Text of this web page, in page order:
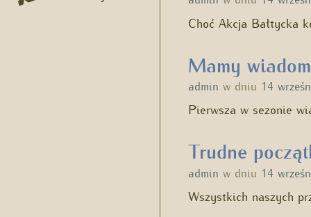
Choć Akcja Bałtycka
Mamy
admin w dniu 14
Pierwsza w sezonie
Trudne
admin w dniu 14
Wszystkich naszych